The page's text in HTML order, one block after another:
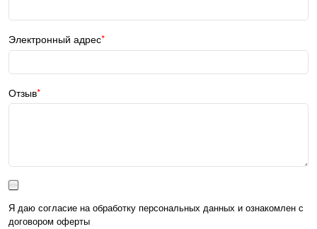
Электронный адрес
Отзыв
Я даю согласие на обработку персональных данных и ознакомлен с
договором оферты